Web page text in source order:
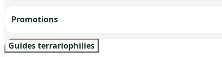
Promotions
Guides terrariophilies